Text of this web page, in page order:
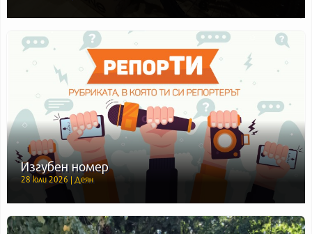
Изгубен номер
28 юли 2026 | Деян